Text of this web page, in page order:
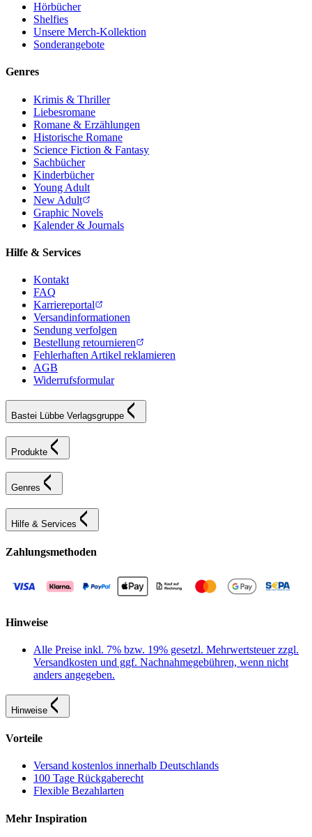
Hörbücher
Shelfies
Unsere Merch-Kollektion
Sonderangebote
Genres
Krimis & Thriller
Liebesromane
Romane & Erzählungen
Historische Romane
Science Fiction & Fantasy
Sachbücher
Kinderbücher
Young Adult
New Adult
Graphic Novels
Kalender & Journals
Hilfe & Services
Kontakt
FAQ
Karriereportal
Versandinformationen
Sendung verfolgen
Bestellung retournieren
Fehlerhaften Artikel reklamieren
AGB
Widerrufsformular
Bastei Lübbe Verlagsgruppe
Produkte
Genres
Hilfe & Services
Zahlungsmethoden
Hinweise
Alle Preise inkl. 7% bzw. 19% gesetzl. Mehrwertsteuer zzgl.
Versandkosten und ggf. Nachnahmegebühren, wenn nicht
anders angegeben.
Hinweise
Vorteile
Versand kostenlos innerhalb Deutschlands
100 Tage Rückgaberecht
Flexible Bezahlarten
Mehr Inspiration